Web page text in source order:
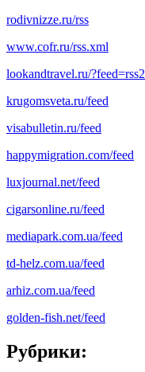
rodivnizze.ru/rss
www.cofr.ru/rss.xml
lookandtravel.ru/?feed=rss2
krugomsveta.ru/feed
visabulletin.ru/feed
happymigration.com/feed
luxjournal.net/feed
cigarsonline.ru/feed
mediapark.com.ua/feed
td-helz.com.ua/feed
arhiz.com.ua/feed
golden-fish.net/feed
Рубрики: